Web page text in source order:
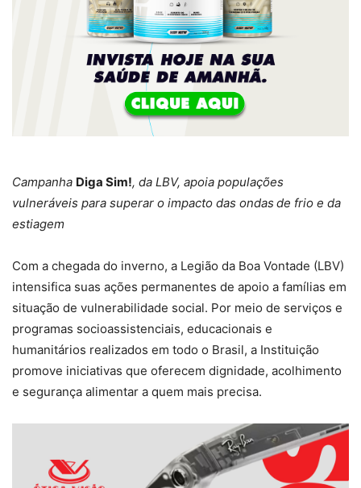
Campanha Diga Sim!, da LBV, apoia populações
vulneráveis para superar o impacto das ondas de frio e da
estiagem
Com a chegada do inverno, a Legião da Boa Vontade (LBV)
intensifica suas ações permanentes de apoio a famílias em
situação de vulnerabilidade social. Por meio de serviços e
programas socioassistenciais, educacionais e
humanitários realizados em todo o Brasil, a Instituição
promove iniciativas que oferecem dignidade, acolhimento
e segurança alimentar a quem mais precisa.